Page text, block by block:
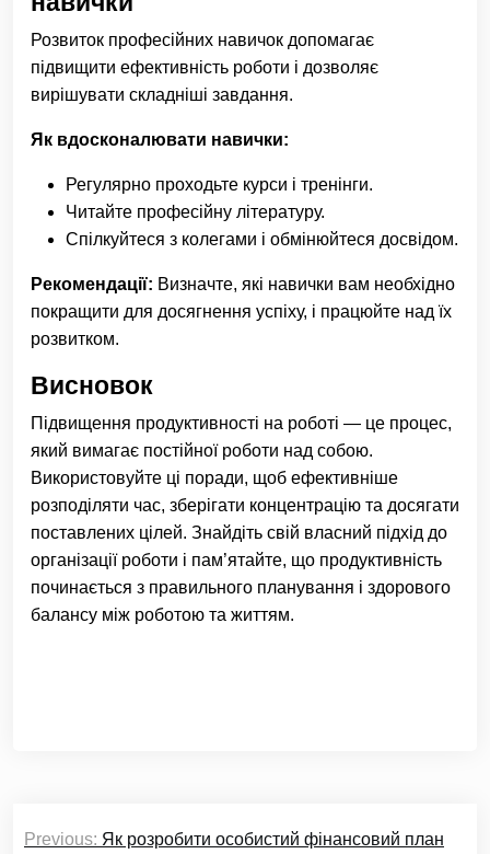
Розвиток професійних навичок допомагає
підвищити ефективність роботи і дозволяє
вирішувати складніші завдання.
Як вдосконалювати навички:
Регулярно проходьте курси і тренінги.
Читайте професійну літературу.
Спілкуйтеся з колегами і обмінюйтеся досвідом.
Рекомендації: Визначте, які навички вам необхідно
покращити для досягнення успіху, і працюйте над їх
розвитком.
Висновок
Підвищення продуктивності на роботі — це процес,
який вимагає постійної роботи над собою.
Використовуйте ці поради, щоб ефективніше
розподіляти час, зберігати концентрацію та досягати
поставлених цілей. Знайдіть свій власний підхід до
організації роботи і пам’ятайте, що продуктивність
починається з правильного планування і здорового
балансу між роботою та життям.
Previous: Як розробити особистий фінансовий план